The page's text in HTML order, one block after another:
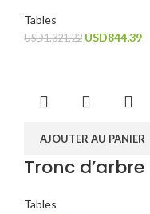
Tables
USD1.321,22 USD844,39
AJOUTER AU PANIER
Tronc
Tables